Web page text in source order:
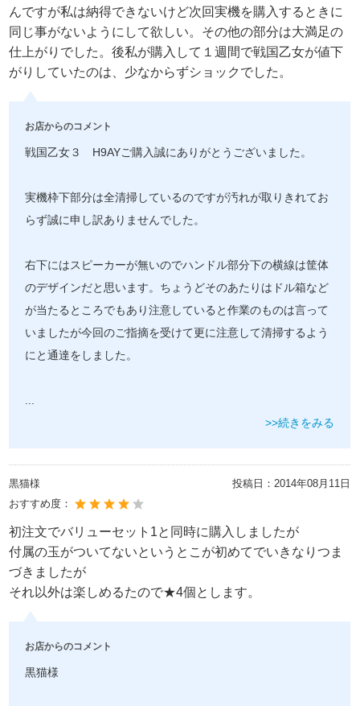
んですが私は納得できないけど次回実機を購入するときに
同じ事がないようにして欲しい。その他の部分は大満足の
仕上がりでした。後私が購入して１週間で戦国乙女が値下
がりしていたのは、少なからずショックでした。
お店からのコメント
戦国乙女３ H9AYご購入誠にありがとうございました。
実機枠下部分は全清掃しているのですが汚れが取りきれてお
らず誠に申し訳ありませんでした。
右下にはスピーカーが無いのでハンドル部分下の横線は筐体
のデザインだと思います。ちょうどそのあたりはドル箱など
が当たるところでもあり注意していると作業のものは言って
いましたが今回のご指摘を受けて更に注意して清掃するよう
にと通達をしました。
...
>>続きをみる
黒猫様 投稿日：2014年08月11日
おすすめ度：
初注文でバリューセット1と同時に購入しましたが
付属の玉がついてないというとこが初めてでいきなりつま
づきましたが
それ以外は楽しめるたので★4個とします。
お店からのコメント
黒猫様